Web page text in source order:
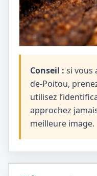
Conseil : si vous
de-Poitou,
utilisez
approchez
meilleure image.